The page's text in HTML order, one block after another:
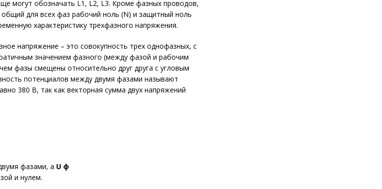
могут обозначать L1, L2, L3. Кроме фазных проводов,
общий для всех фаз рабочий ноль (N) и защитный ноль
характеристику трехфазного напряжения.
напряжение – это совокупность трех однофазных, с
значением фазного (между фазой и рабочим
фазы смещены относительно друг друга с угловым
потенциалов между двумя фазами называют
380 В, так как векторная сумма двух напряжений
фазами, а U ф
и нулем.